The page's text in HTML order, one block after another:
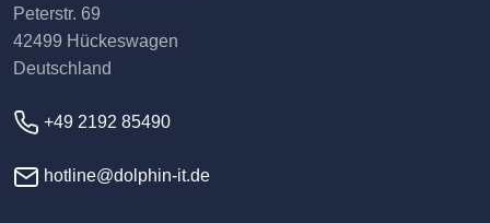
Peterstr. 69
42499 Hückeswagen
Deutschland
+49 2192 85490
hotline@dolphin-it.de